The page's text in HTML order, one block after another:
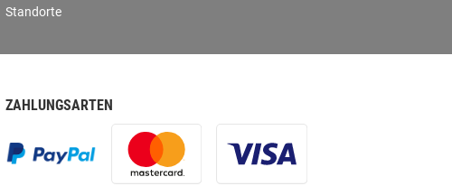
Standorte
ZAHLUNGSARTEN